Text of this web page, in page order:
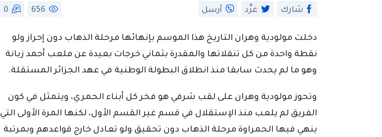
شارك غرِّد أرسل 656
0
دخلت مولودية وهران التاريخ هذا الموسم بإنهائها مرحلة الذهاب دون إحراز ولو
نقطة واحدة من كل تنقلاتها والمقدرة بثماني خرجات بعيدة عن ملعب أحمد زبانة
وهو ما لم يحدث سابقا منذ انطلاق البطولة الوطنية في عهد الجزائر المستقلة.
وتحوز مولودية وهران على لقب شرفي هو فخر كل أبناء الحمري، ويتمثل في كون
الفريق لم يلعب منذ الإستقلال في قسم غير القسم الأول، لكنها المرة الأولى التي
ينهي فيها الحمراوة مرحلة الذهاب دون تحقيق ولو تعادل خارج قواعدهم وبمرتبة